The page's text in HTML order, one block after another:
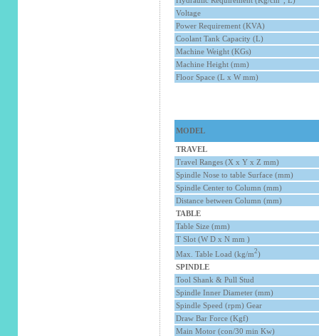
Voltage
Power Requirement (KVA)
Coolant Tank Capacity (L)
Machine Weight (KGs)
Machine Height (mm)
Floor Space (L x W mm)
MODEL
TRAVEL
Travel Ranges (X x Y x Z mm)
Spindle Nose to table Surface (mm)
Spindle Center to Column (mm)
Distance between Column (mm)
TABLE
Table Size (mm)
T Slot (W D x N mm )
Max. Table Load (kg/m2)
SPINDLE
Tool Shank & Pull Stud
Spindle Inner Diameter (mm)
Spindle Speed (rpm) Gear
Draw Bar Force (Kgf)
Main Motor (con/30 min Kw)